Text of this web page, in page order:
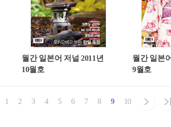
월간 일본어 저널 2011년
10월호
월간 일본
9월호
1 2 3 4 5 6 7 8 9 10